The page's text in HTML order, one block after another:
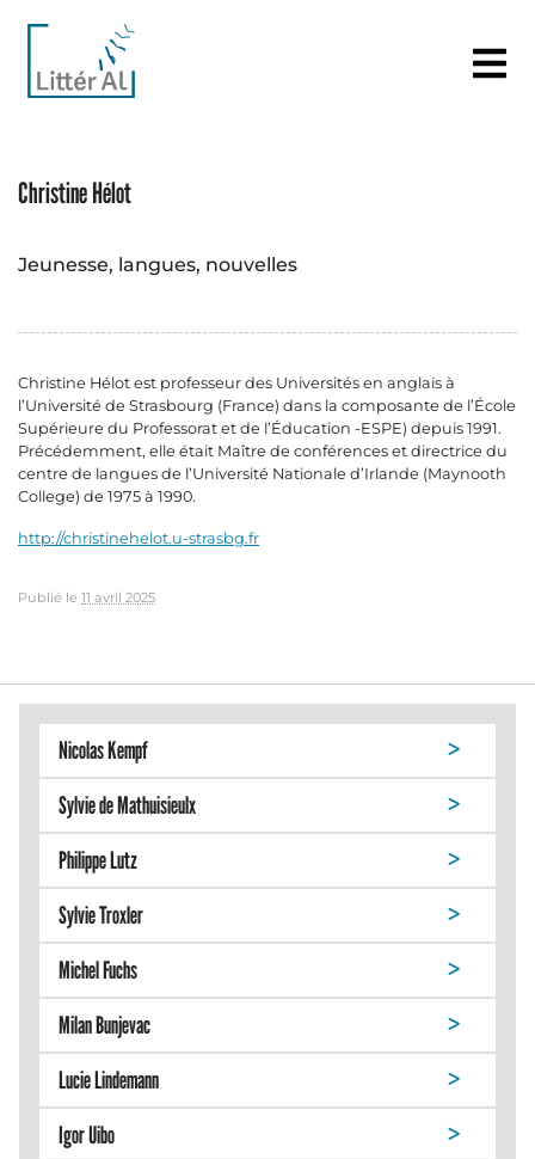
Nicolas Kempf
Sylvie de Mathuisieulx
Philippe Lutz
Sylvie Troxler
Michel Fuchs
Milan Bunjevac
Lucie Lindemann
Igor Uibo
Christine Hélot
Jeunesse, langues, nouvelles
Christine Hélot est professeur des Universités en anglais à
l’Université de Strasbourg (France) dans la composante de l’École
Supérieure du Professorat et de l’Éducation -ESPE) depuis 1991.
Précédemment, elle était Maître de conférences et directrice du
centre de langues de l’Université Nationale d’Irlande (Maynooth
College) de 1975 à 1990.
http://christinehelot.u-strasbg.fr
Publié le 11 avril 2025